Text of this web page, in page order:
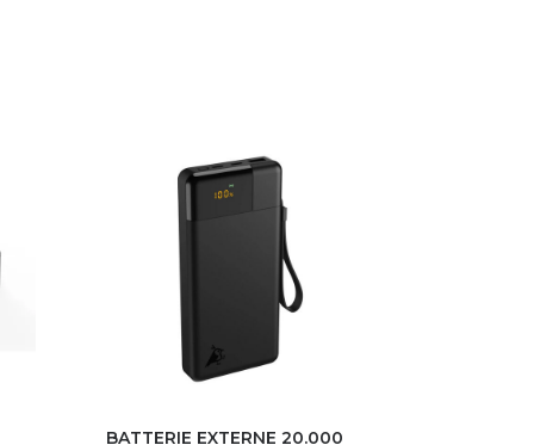
BATTERIE EXTERNE 20.000